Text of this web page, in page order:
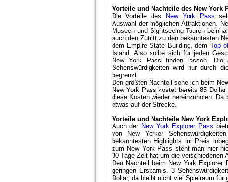
Vorteile und Nachteile des New York
Die Vorteile des
New York Pass
Auswahl der möglichen Attraktionen.
Museen und Sightseeing-Touren
auch den Zutritt zu den bekanntesten
dem Empire State Building, dem Top
Island. Also sollte sich für jeden
New York Pass finden lassen. Die
Sehenswürdigkeiten wird nur durch
begrenzt.
Den größten Nachteil sehe ich beim
New York Pass kostet bereits 85
diese Kosten wieder hereinzuholen.
etwas auf der Strecke.
Vorteile und Nachteile New York
Auch der New York Explorer Pass
von New Yorker
bekanntesten Highlights im Preis
zum New York Pass steht man hier
30 Tage Zeit hat um die verschiedenen
Den Nachteil beim New York
geringen Ersparnis. 3
Dollar, da bleibt nicht viel Spielraum für